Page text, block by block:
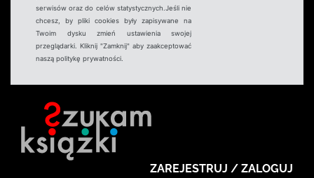
serwisów oraz do celów statystycznych.Jeśli nie
chcesz, by pliki cookies były zapisywane na
Twoim dysku zmień ustawienia swojej
przeglądarki. Kliknij "Zamknij" aby zaakceptować
naszą politykę prywatności.
ZAREJESTRUJ / ZALOGUJ